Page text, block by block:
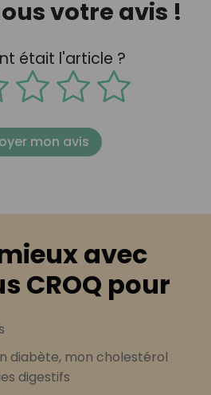
votre avis !
était l'article ?
mon avis
avec
CROQ pour
diabète, mon cholestérol
digestifs